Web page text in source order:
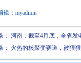
辑：myadmin
： 河南：截至4月底，全省发
：
火热的核聚变赛道，被狠